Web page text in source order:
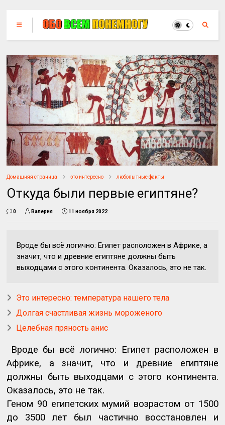
Домашняя страница это интересно любопытные факты
Откуда были первые египтяне?
0 Валерия 11 ноября 2022
Вроде бы всё логично: Египет расположен в Африке, а
значит, что и древние египтяне должны быть
выходцами с этого континента. Оказалось, это не так.
Это интересно: температура нашего тела
Долгая счастливая жизнь мороженого
Целебная пряность анис
Вроде бы всё логично: Египет расположен в
Африке, а значит, что и древние египтяне
должны быть выходцами с этого континента.
Оказалось, это не так.
Геном 90 египетских мумий возрастом от 1500
до 3500 лет был частично восстановлен и